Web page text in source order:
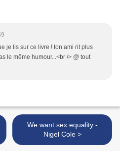
je lis sur ce livre ! ton ami rit plus
le même humour...<br /> @ tout
We want sex equality -
Nigel Cole >